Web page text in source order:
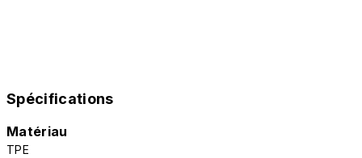
Spécifications
Matériau
TPE